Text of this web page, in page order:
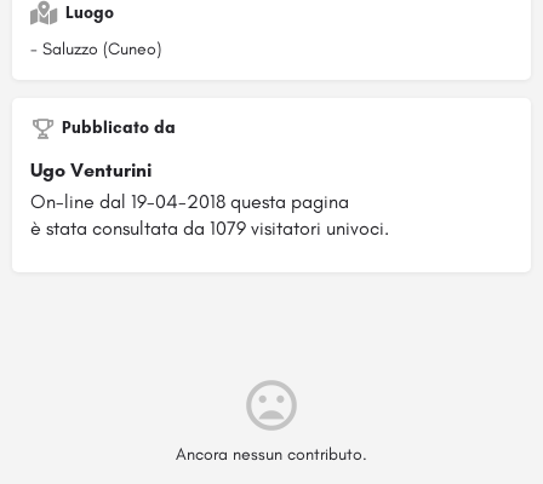
Luogo
- Saluzzo (Cuneo)
Pubblicato da
Ugo Venturini
On-line dal 19-04-2018 questa pagina
è stata consultata da 1079 visitatori univoci.
Ancora nessun contributo.